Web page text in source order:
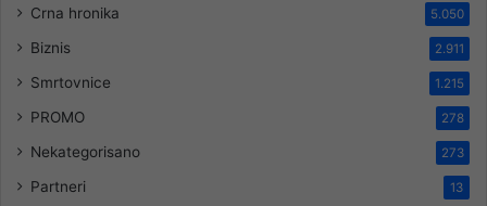
Crna hronika 5.050
Biznis 2.911
Smrtovnice 1.215
PROMO 278
Nekategorisano 273
Partneri 13